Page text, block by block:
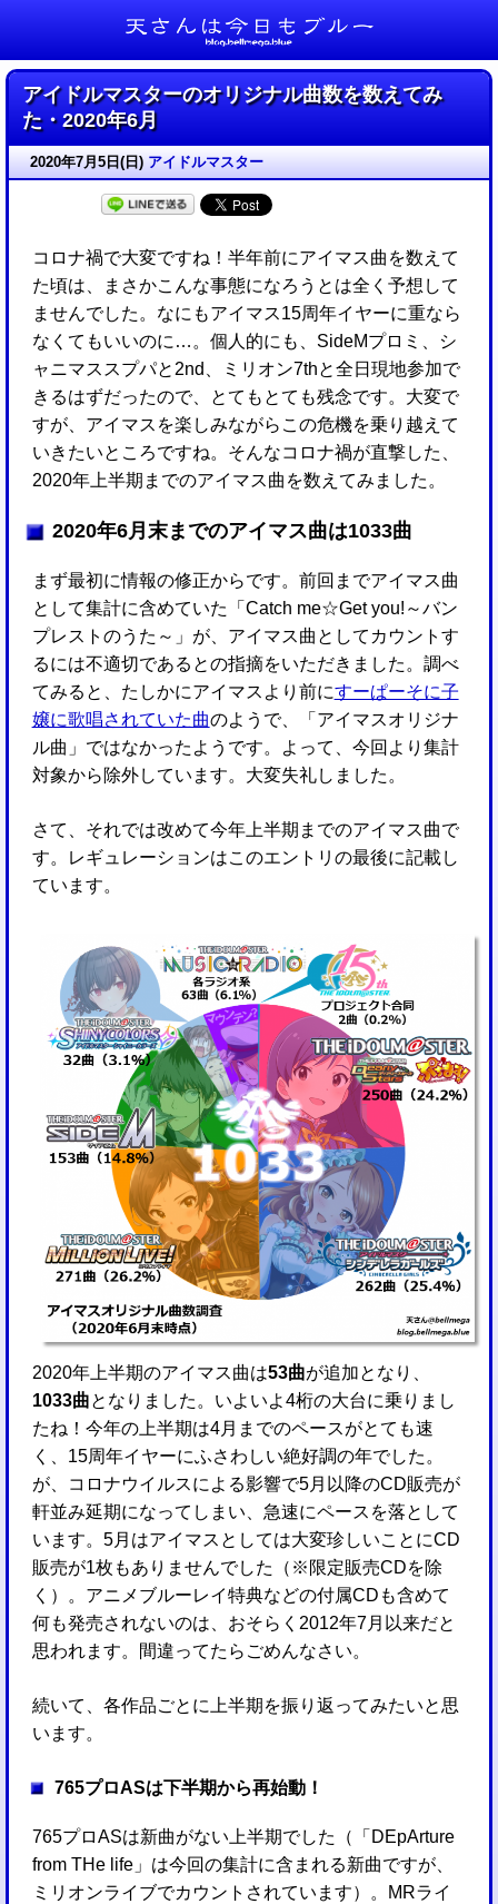
天さんは今日もブルー
アイドルマスターのオリジナル曲数を数えてみ
た・2020年6月
2020年7月5日(日) アイドルマスター
コロナ禍で大変ですね！半年前にアイマス曲を数えて
た頃は、まさかこんな事態になろうとは全く予想して
ませんでした。なにもアイマス15周年イヤーに重なら
なくてもいいのに…。個人的にも、SideMプロミ、シ
ャニマススプパと2nd、ミリオン7thと全日現地参加で
きるはずだったので、とてもとても残念です。大変で
すが、アイマスを楽しみながらこの危機を乗り越えて
いきたいところですね。そんなコロナ禍が直撃した、
2020年上半期までのアイマス曲を数えてみました。
2020年6月末までのアイマス曲は1033曲
まず最初に情報の修正からです。前回までアイマス曲
として集計に含めていた「Catch me☆Get you!～バン
プレストのうた～」が、アイマス曲としてカウントす
るには不適切であるとの指摘をいただきました。調べ
てみると、たしかにアイマスより前にすーぱーそに子
嬢に歌唱されていた曲のようで、「アイマスオリジナ
ル曲」ではなかったようです。よって、今回より集計
対象から除外しています。大変失礼しました。
さて、それでは改めて今年上半期までのアイマス曲で
す。レギュレーションはこのエントリの最後に記載し
ています。
2020年上半期のアイマス曲は53曲が追加となり、
1033曲となりました。いよいよ4桁の大台に乗りまし
たね！今年の上半期は4月までのペースがとても速
く、15周年イヤーにふさわしい絶好調の年でした。
が、コロナウイルスによる影響で5月以降のCD販売が
軒並み延期になってしまい、急速にペースを落として
います。5月はアイマスとしては大変珍しいことにCD
販売が1枚もありませんでした（※限定販売CDを除
く）。アニメブルーレイ特典などの付属CDも含めて
何も発売されないのは、おそらく2012年7月以来だと
思われます。間違ってたらごめんなさい。
続いて、各作品ごとに上半期を振り返ってみたいと思
います。
765プロASは下半期から再始動！
765プロASは新曲がない上半期でした（「DEpArture
from THe life」は今回の集計に含まれる新曲ですが、
ミリオンライブでカウントされています）。MRライ